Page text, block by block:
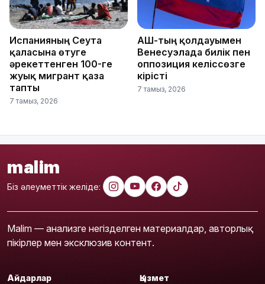
Испанияның Сеута
қаласына өтуге
әрекеттенген 100-ге
жуық мигрант қаза
тапты
7 тамыз, 2026
АҚШ-тың қолдауымен
Венесуэлада билік пен
оппозиция келіссөзге
кірісті
7 тамыз, 2026
malim
Біз әлеуметтік желіде:
Malim — анализге негізделген материалдар, авторлық
пікірлер мен эксклюзив контент.
Айдарлар Қызмет